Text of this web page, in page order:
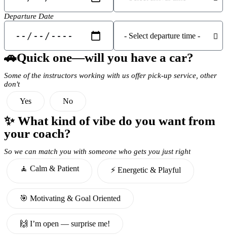
Departure Date
🚗Quick one—will you have a car?
Some of the instructors working with us offer pick-up service, other
don't
Yes No
✨ What kind of vibe do you want from
your coach?
So we can match you with someone who gets you just right
🧘 Calm & Patient ⚡️ Energetic & Playful
🎯 Motivating & Goal Oriented
🙌 I’m open — surprise me!